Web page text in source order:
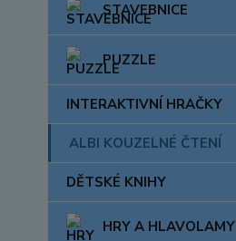
STAVEBNICE
PUZZLE
INTERAKTIVNÍ HRAČKY
ALBI KOUZELNÉ ČTENÍ
DĚTSKÉ KNIHY
HRY A HLAVOLAMY